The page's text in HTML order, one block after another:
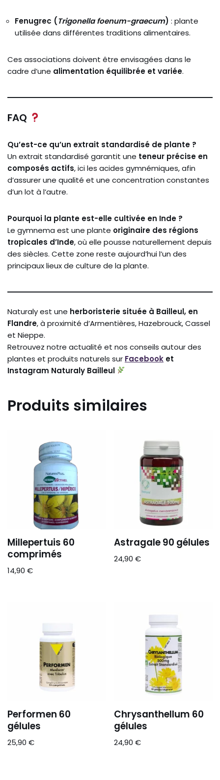
Fenugrec (Trigonellafoenum-graecum) : plante
utilisée dans différentes traditions alimentaires.
Ces associations doivent être envisagées dans le
cadre d’une alimentation équilibrée et variée.
FAQ
Qu’est-ce qu’un extrait standardisé de plante ?
Un extrait standardisé garantit une teneur précise en
composés actifs,iciles acides gymnémiques,afin
d’assurerune qualité et une concentration constantes
d’un lot à l’autre.
Pourquoi la plante est-elle cultivée en Inde ?
Le gymnema est une plante originaire des régions
tropicales d’Inde,où elle pousse naturellement depuis
des siècles. Cette zone reste aujourd’huil’un des
principauxlieuxde culture de la plante.
Naturalyest une herboristerie située à Bailleul, en
Flandre,à proximité d’Armentières,Hazebrouck,Cassel
et Nieppe.
Retrouvez notre actualité et nos conseils autourdes
plantes et produits naturels sur Facebook et
Instagram Naturaly Bailleul
Produits similaires
Millepertuis 60
comprimés
14,90 €
Astragale 90 gélules
24,90€
Performen 60
gélules
25,90 €
Chrysanthellum 60
gélules
24,90€